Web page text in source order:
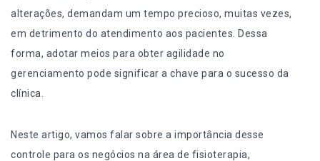
alterações, demandam um tempo precioso, muitas vezes,
em detrimento do atendimento aos pacientes. Dessa
forma, adotar meios para obter agilidade no
gerenciamento pode significar a chave para o sucesso da
clínica.
Neste artigo, vamos falar sobre a importância desse
controle para os negócios na área de fisioterapia,